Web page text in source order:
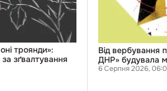
троянди»:
зґвалтування
будувала
ФСБ
Від вербування
ДНР» будувала
6 Серпня 2026,